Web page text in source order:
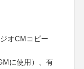
オCMコピー
に使用）、有